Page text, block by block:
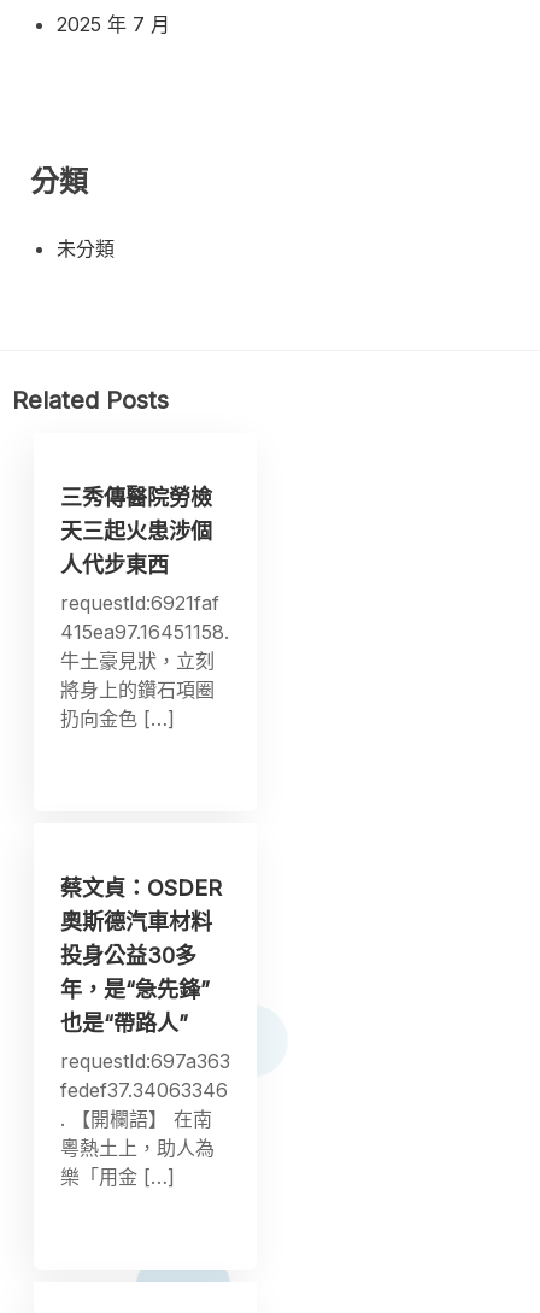
2025 年 7 月
分類
未分類
Related Posts
三秀傳醫院勞檢
天三起火患涉個
人代步東西
requestId:6921faf
415ea97.16451158.
牛土豪見狀，立刻
將身上的鑽石項圈
扔向金色 […]
蔡文貞：OSDER
奧斯德汽車材料
投身公益30多
年，是“急先鋒”
也是“帶路人”
requestId:697a363
fedef37.34063346
. 【開欄語】 在南
粵熱土上，助人為
樂「用金 […]